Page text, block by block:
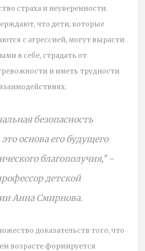
страха и неуверенности.
что дети, которые
с агрессией, могут вырасти
в себе, страдать от
и иметь трудности
безопасность
основа его будущего
благополучия," -
детской
Анна Смирнова.
доказательств того, что
возрасте формируется